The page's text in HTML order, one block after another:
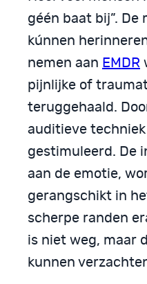
géén baat bij”.
kúnnen
nemen aan EMDR
pijnlijke of
teruggehaald.
auditieve
gestimuleerd. De
aan de emotie,
gerangschikt in
scherpe randen
is niet weg, maar
kunnen